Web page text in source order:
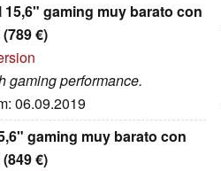
15,6" gaming muy barato con
€)
gaming performance.
06.09.2019
gaming muy barato con
€)